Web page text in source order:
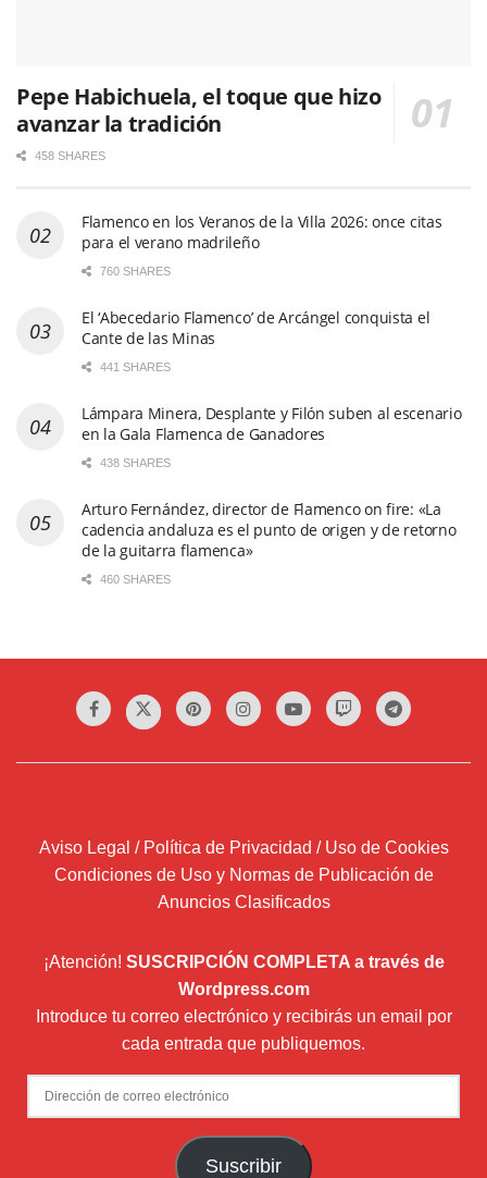
Pepe Habichuela, el toque que hizo
avanzar la tradición
458 SHARES
Flamenco en los Veranos de la Villa 2026: once citas
para el verano madrileño
760 SHARES
El ‘Abecedario Flamenco’ de Arcángel conquista el
Cante de las Minas
441 SHARES
Lámpara Minera, Desplante y Filón suben al escenario
en la Gala Flamenca de Ganadores
438 SHARES
Arturo Fernández, director de Flamenco on fire: «La
cadencia andaluza es el punto de origen y de retorno
de la guitarra flamenca»
460 SHARES
Aviso Legal / Política de Privacidad / Uso de Cookies
Condiciones de Uso y Normas de Publicación de
Anuncios Clasificados
¡Atención! SUSCRIPCIÓN COMPLETA a través de
Wordpress.com
Introduce tu correo electrónico y recibirás un email por
cada entrada que publiquemos.
Dirección
de
Suscribir